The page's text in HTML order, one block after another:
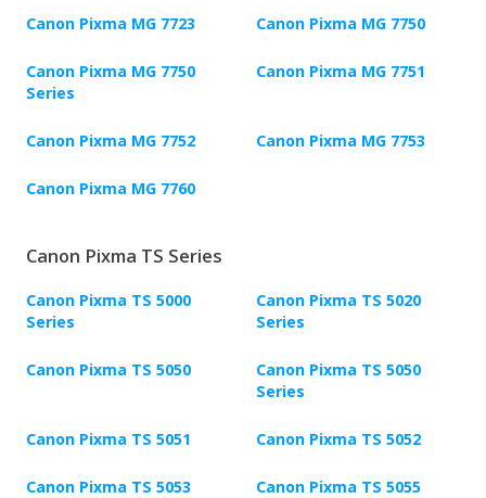
Canon Pixma MG 7723 Canon Pixma MG 7750
Canon Pixma MG 7750
Series
Canon Pixma MG 7751
Canon Pixma MG 7752 Canon Pixma MG 7753
Canon Pixma MG 7760
Canon Pixma TS Series
Canon Pixma TS 5000
Series
Canon Pixma TS 5020
Series
Canon Pixma TS 5050
Canon Pixma TS 5050
Series
Canon Pixma TS 5051 Canon Pixma TS 5052
Canon Pixma TS 5053 Canon Pixma TS 5055